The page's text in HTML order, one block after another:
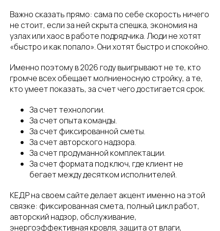
Важно сказать прямо: сама по себе скорость ничего
не стоит, если за ней скрыта спешка, экономия на
узлах или хаос в работе подрядчика. Люди не хотят
«быстро и как попало». Они хотят быстро и спокойно.
Именно поэтому в 2026 году выигрывают не те, кто
громче всех обещает молниеносную стройку, а те,
кто умеет показать, за счет чего достигается срок.
За счет технологии.
За счет опыта команды.
За счет фиксированной сметы.
За счет авторского надзора.
За счет продуманной комплектации.
За счет формата под ключ, где клиент не
бегает между десятком исполнителей.
КЕДР на своем сайте делает акцент именно на этой
связке: фиксированная смета, полный цикл работ,
авторский надзор, обслуживание,
энергоэффективная кровля, защита от влаги,